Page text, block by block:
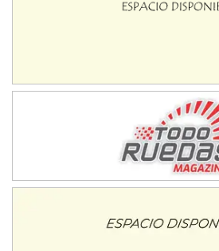
SUR SANTAFESINO - F4
El Timbó (Tucumán)